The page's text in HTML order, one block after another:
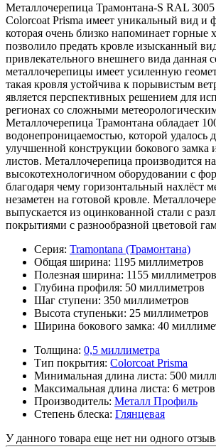
Металлочерепица Трамонтана-S RAL
Colorcoat Prisma имеет уникальный вид и
которая очень близко напоминает горные
позволило предать кровле изысканный
привлекательного внешнего вида данная
металлочерепицы имеет усиленную
такая кровля устойчива к порывистым
является перспективных решением для
регионах со сложными
Металлочерепица Трамонтана обладает
водонепроницаемостью, которой удалось
улучшенной конструкции бокового замка
листов. Металлочерепица производится на
высокотехнологичном оборудовании с
благодаря чему горизонтальный нахлёст
незаметен на готовой кровле.
выпускается из оцинкованной стали с
покрытиями с разнообразной цветовой
Серия: Tramontana (Трамонтана)
Общая ширина: 1195 миллиметров
Полезная ширина: 1155 миллиметров
Глубина профиля: 50 миллиметров
Шаг ступени: 350 миллиметров
Высота ступеньки: 25 миллиметров
Ширина бокового замка: 40
Толщина: 0,5 миллиметра
Тип покрытия: Colorcoat Prisma
Минимальная длина листа: 500
Максимальная длина листа: 6 метров
Производитель: Металл Профиль
Степень блеска: Глянцевая
У данного товара еще нет ни одного